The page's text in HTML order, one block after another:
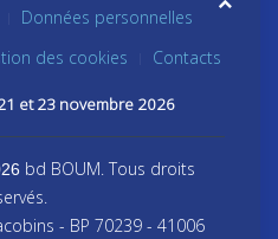
Données personnelles
des cookies Contacts
et 23 novembre 2026
bd BOUM. Tous droits
- BP 70239 - 41006